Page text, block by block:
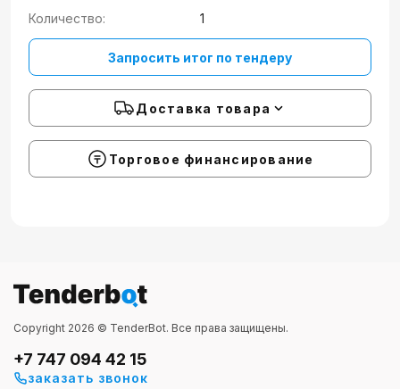
Количество:
1
Запросить итог по тендеру
Доставка товара
Торговое финансирование
Copyright 2026 © TenderBot. Все права защищены.
+7 747 094 42 15
заказать звонок